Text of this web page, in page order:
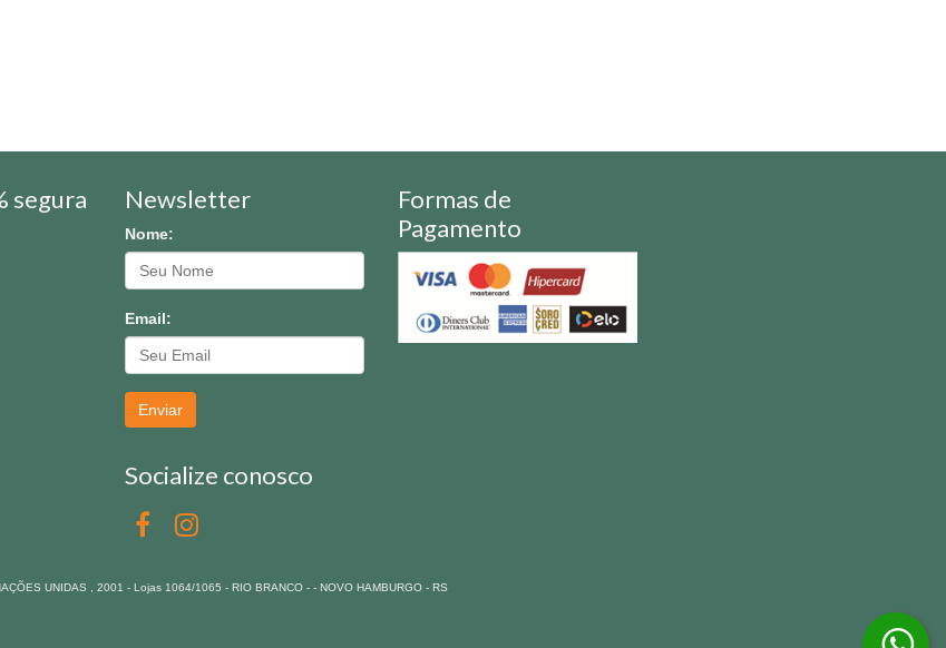
segura Newsletter
Nome:
Email:
Enviar
Socialize conosco
Formas de
Pagamento
UNIDAS , 2001 - Lojas 1064/1065 - RIO BRANCO - - NOVO HAMBURGO - RS